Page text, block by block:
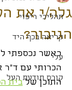
תהליכי ריפוי
קריאה בכף היד
עלי
קורס תודעת העל
גלה/י את
הגיבור?
כאשר נכספתי
הכרותי עם ד"ר
התוכן של בית